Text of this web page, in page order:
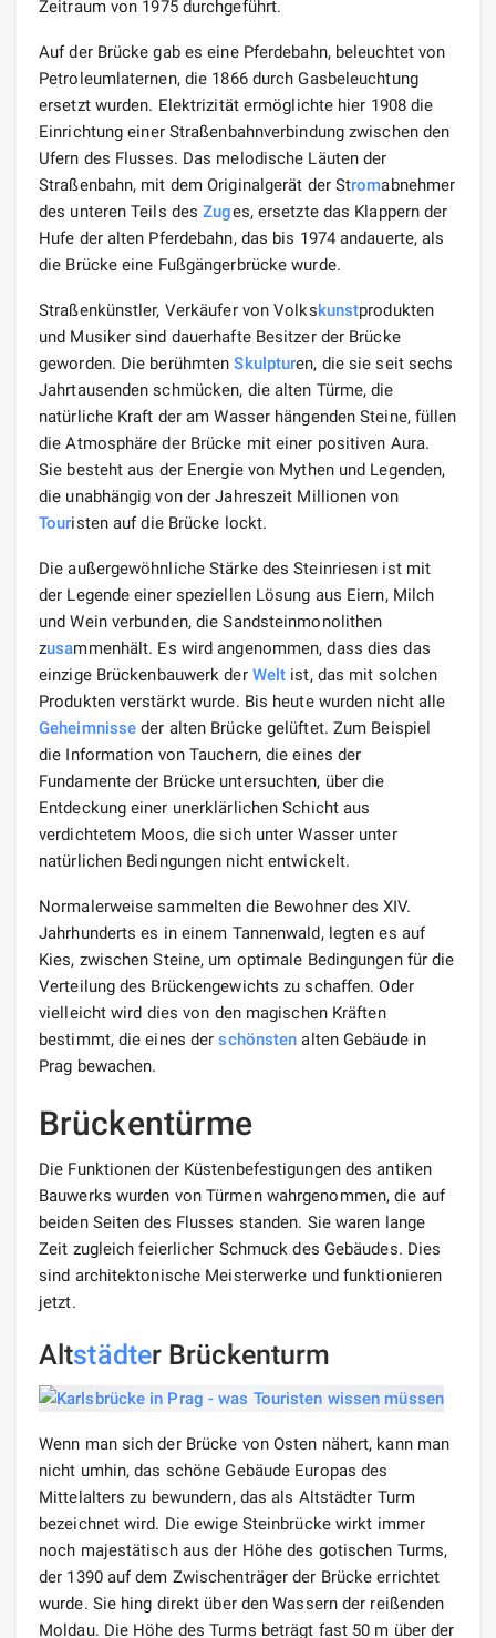
Zeitraum von 1975 durchgeführt.
Auf der Brücke gab es eine Pferdebahn, beleuchtet von
Petroleumlaternen, die 1866 durch Gasbeleuchtung
ersetzt wurden. Elektrizität ermöglichte hier 1908 die
Einrichtung einer Straßenbahnverbindung zwischen den
Ufern des Flusses. Das melodische Läuten der
Straßenbahn, mit dem Originalgerät der Stromabnehmer
des unteren Teils desZuges, ersetzte das Klappern der
Hufe der alten Pferdebahn, das bis 1974 andauerte, als
die Brücke eine Fußgängerbrücke wurde.
Straßenkünstler, Verkäufer von Volkskunstprodukten
und Musiker sind dauerhafte Besitzer der Brücke
geworden. Die berühmtenSkulpturen, die sie seit sechs
Jahrtausenden schmücken, die alten Türme, die
natürliche Kraft der am Wasser hängenden Steine, füllen
die Atmosphäre der Brücke mit einer positiven Aura.
Sie besteht aus der Energie von Mythen und Legenden,
die unabhängig von der Jahreszeit Millionen von
Touristen auf die Brücke lockt.
Die außergewöhnliche Stärke des Steinriesen ist mit
der Legende einer speziellen Lösung aus Eiern, Milch
und Wein verbunden, die Sandsteinmonolithen
zusammenhält. Es wird angenommen, dass dies das
einzige Brückenbauwerk der Welt ist, das mit solchen
Produkten verstärkt wurde. Bis heute wurden nicht alle
Geheimnisse der alten Brücke gelüftet. Zum Beispiel
die Information von Tauchern, die eines der
Fundamente der Brücke untersuchten, über die
Entdeckung einer unerklärlichen Schicht aus
verdichtetem Moos, die sich unter Wasser unter
natürlichen Bedingungen nicht entwickelt.
Normalerweise sammelten die Bewohner des XIV.
Jahrhunderts es in einem Tannenwald, legten es auf
Kies, zwischen Steine, um optimale Bedingungen für die
Verteilung des Brückengewichts zu schaffen. Oder
vielleicht wird dies von den magischen Kräften
bestimmt, die eines derschönsten alten Gebäude in
Prag bewachen.
Brückentürme
Die Funktionen der Küstenbefestigungen des antiken
Bauwerks wurden von Türmen wahrgenommen, die auf
beiden Seiten des Flusses standen. Sie waren lange
Zeit zugleich feierlicher Schmuck des Gebäudes. Dies
sind architektonische Meisterwerke und funktionieren
jetzt.
Altstädter Brückenturm
Wenn man sich der Brücke von Osten nähert, kann man
nicht umhin, das schöne Gebäude Europas des
Mittelalters zu bewundern, das als Altstädter Turm
bezeichnet wird. Die ewige Steinbrücke wirkt immer
noch majestätisch aus der Höhe des gotischen Turms,
der 1390 auf dem Zwischenträger der Brücke errichtet
wurde. Sie hing direkt über den Wassern der reißenden
Moldau. Die Höhe des Turms beträgt fast 50 m über der